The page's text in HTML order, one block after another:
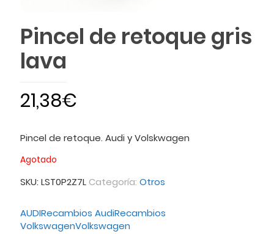
Pincel de retoque gris
lava
21,38€
Pincel de retoque. Audi y Volskwagen
Agotado
SKU: LST0P2Z7L Categoría: Otros
AUDIRecambios AudiRecambios
VolkswagenVolkswagen